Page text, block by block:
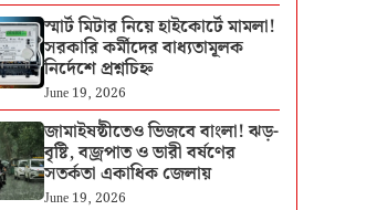
স্মার্ট মিটার নিয়ে হাইকোর্টে মামলা!
সরকারি কর্মীদের বাধ্যতামূলক
নির্দেশে প্রশ্নচিহ্ন
June 19, 2026
জামাইষষ্ঠীতেও ভিজবে বাংলা! ঝড়-
বৃষ্টি, বজ্রপাত ও ভারী বর্ষণের
সতর্কতা একাধিক জেলায়
June 19, 2026